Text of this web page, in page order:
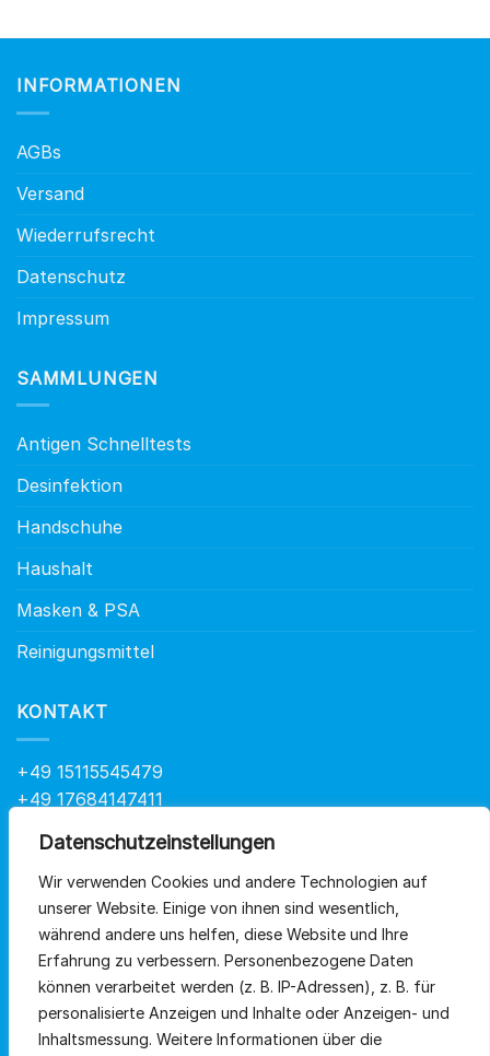
Datenschutzeinstellungen
Wir verwenden Cookies und andere Technologien auf
unserer Website. Einige von ihnen sind wesentlich,
während andere uns helfen, diese Website und Ihre
Erfahrung zu verbessern. Personenbezogene Daten
können verarbeitet werden (z. B. IP-Adressen), z. B. für
personalisierte Anzeigen und Inhalte oder Anzeigen- und
Inhaltsmessung. Weitere Informationen über die
INFORMATIONEN
AGBs
Versand
Wiederrufsrecht
Datenschutz
Impressum
SAMMLUNGEN
Antigen Schnelltests
Desinfektion
Handschuhe
Haushalt
Masken & PSA
Reinigungsmittel
KONTAKT
+49 15115545479
+49 17684147411
QUICKLINKS
Home
Sortiment